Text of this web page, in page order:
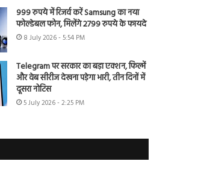
999 रुपये में रिजर्व करें Samsung का नया
फोल्डेबल फोन, मिलेंगे 2799 रुपये के फायदे
8 July 2026 - 5:54 PM
Telegram पर सरकार का बड़ा एक्शन, फिल्में
और वेब सीरीज देखना पड़ेगा भारी, तीन दिनों में
दूसरा नोटिस
5 July 2026 - 2:25 PM